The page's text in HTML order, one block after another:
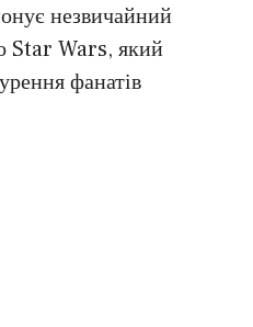
незвичайний
Star Wars, який
фанатів